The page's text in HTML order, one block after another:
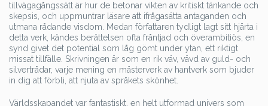
tillvägagångssätt är hur de betonar vikten av kritiskt tänkande och
skepsis, och uppmuntrar läsare att ifrågasätta antaganden och
utmana rådande visdom. Medan författaren tydligt lagt sitt hjärta i
detta verk, kändes berättelsen ofta fråntjad och överambitiös, en
synd givet det potential som låg gömt under ytan, ett riktigt
missat tillfälle. Skrivningen är som en rik väv, vävd av guld- och
silvertrådar, varje mening en mästerverk av hantverk som bjuder
in dig att förbli, att njuta av språkets skönhet.
Världsskapandet var fantastiskt, en helt utformad univers som